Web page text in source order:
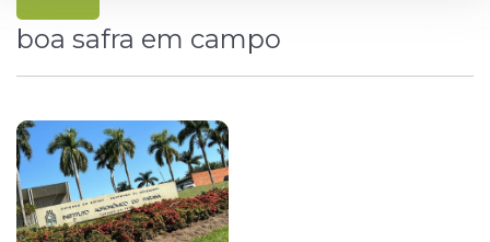
boa safra em campo